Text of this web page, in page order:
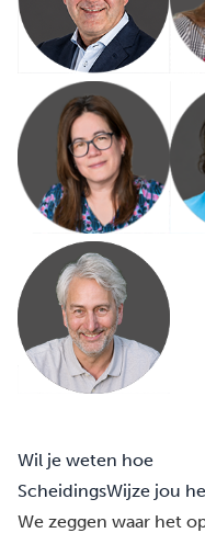
Wil je weten hoe
ScheidingsWijze jou
We zeggen waar het